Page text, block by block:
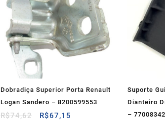
Dobradiça Superior Porta Renault
Logan Sandero – 8200599553
R$74,62
O
R$67,15
Suporte
Dianteiro
–